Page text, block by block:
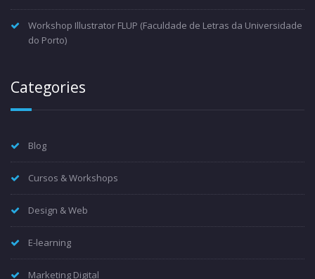
Workshop Illustrator FLUP (Faculdade de Letras da Universidade
do Porto)
Categories
Blog
Cursos & Workshops
Design & Web
E-learning
Marketing Digital